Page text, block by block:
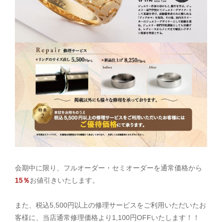
会期中に限り、フルオーダー・セミオーダーを通常価格から
15％お値引きいたします。
また、税込5,500円以上の修理サービスをご利用いただいたお
客様に、当店通常修理価格より1,100円OFFいたします！！